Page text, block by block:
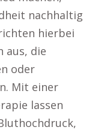
nachhaltig
hierbei
aus, die
oder
Mit einer
lassen